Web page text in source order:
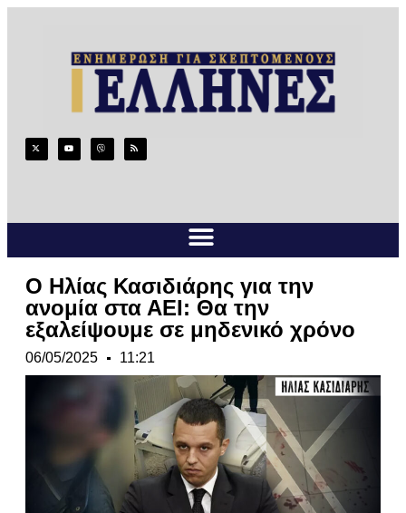
Ο Ηλίας Κασιδιάρης για την
ανομία στα ΑΕΙ: Θα την
εξαλείψουμε σε μηδενικό χρόνο
06/05/2025 11:21